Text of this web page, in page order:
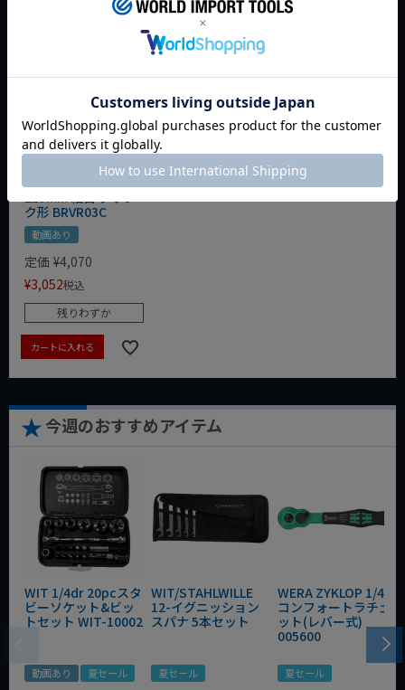
TSUBOSAN ブライ
トヴァリトM 平
215mm 細目 クラン
ク形 BRVR03C
動画あり
定価 ¥4,070
¥3,052税込
残りわずか
カートに入れる
今週のおすすめアイテム
WIT 1/4dr 20pcスタ
ビーソケット&ビッ
トセット WIT-10002
動画あり 夏セール
WIT/STAHLWILLE
12-イグニッション
スパナ 5本セット
夏セール
WERA ZYKLOP 1/4"
コンフォートラチェ
ット(レバー式)
005600
夏セール